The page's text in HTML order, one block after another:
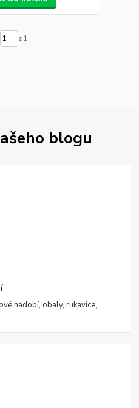
z 1
blogu
nádobí, obaly, rukavice,